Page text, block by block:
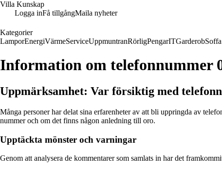
Villa Kunskap
Logga inFå tillgångMaila nyheter
Kategorier
LamporEnergiVärmeServiceUppmuntranRörligPengarITGarderobSoffa
Information om telefonnummer
Uppmärksamhet: Var försiktig med
Många personer har delat sina erfarenheter av att bli uppringda av
nummer och om det finns någon anledning till oro.
Upptäckta mönster och varningar
Genom att analysera de kommentarer som samlats in har det